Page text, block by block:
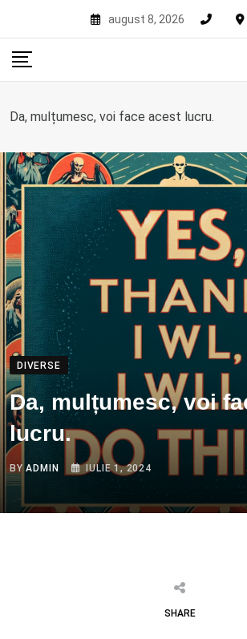
content
august 8, 2026
Da, mulțumesc, voi face acest lucru.
DIVERSE
Da, mulțumesc, voi
lucru.
BYADMIN IULIE 1, 2024
SHARE